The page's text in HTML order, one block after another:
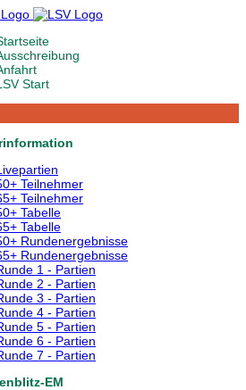
Start
Teilnehmer
Teilnehmer
Tabelle
Tabelle
Rundenergebnisse
Rundenergebnisse
1 - Partien
2 - Partien
3 - Partien
4 - Partien
5 - Partien
6 - Partien
7 - Partien
EM